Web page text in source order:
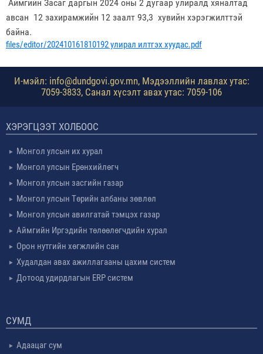
Аймгийн Засаг даргын 2024 оны 2 дугаар улиралд хяналтад
авсан 12 захирамжийн 12 заалт 93,3 хувийн хэрэгжилттэй
байна.
files/editor/202410161810192 улирал илтгэх хуудас.pdf
И-мэйл: info@dundgovi.gov.mn, Мэдээллийн лавлах утас:
7059-3833, Санал хүсэлт авах утас: 7059-106
ХЭРЭГЦЭЭТ ХОЛБООС
Монгол улсын их хурал
Монгол улсын Ерөнхийлөгч
Монгол улсын засгийн газар
Монгол улсын Төрийн албаны зөвлөл
Монгол улсын авилгатай тэмцэх газар
Аймгийн Иргэдийн төлөөлөгчдийн хурал
Орон нутгийн хөгжлийн сан
Худалдан авах ажиллагааны цахим систем
Дотоод удирдлагын ERP систем
СУМД
Адаацаг сум